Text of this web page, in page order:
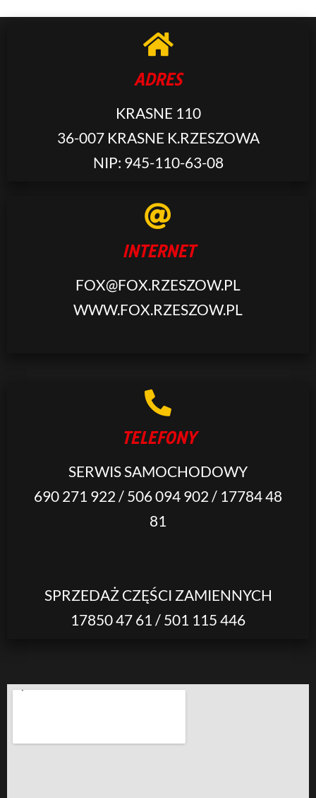
ADRES
KRASNE 110
36-007 KRASNE K.RZESZOWA
NIP: 945-110-63-08
INTERNET
FOX@FOX.RZESZOW.PL
WWW.FOX.RZESZOW.PL
TELEFONY
SERWIS SAMOCHODOWY
690 271 922 / 506 094 902 / 17784 48
81
SPRZEDAŻ CZĘŚCI ZAMIENNYCH
17850 47 61 / 501 115 446